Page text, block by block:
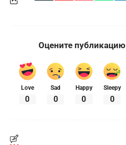
Оцените публикацию
Love
0
Sad
0
Happy
0
Sleepy
0